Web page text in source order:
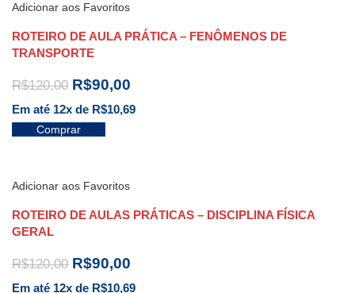
Adicionar aos Favoritos
ROTEIRO DE AULA PRÁTICA – FENÔMENOS DE
TRANSPORTE
R$120,00 R$90,00
Em até 12x de R$10,69
Comprar
Adicionar aos Favoritos
ROTEIRO DE AULAS PRÁTICAS – DISCIPLINA FÍSICA
GERAL
R$120,00 R$90,00
Em até 12x de R$10,69